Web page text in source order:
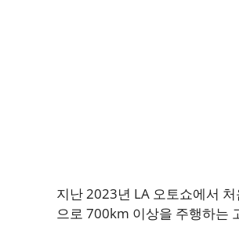
지난 2023년 LA 오토쇼에서
으로 700km 이상을 주행하는